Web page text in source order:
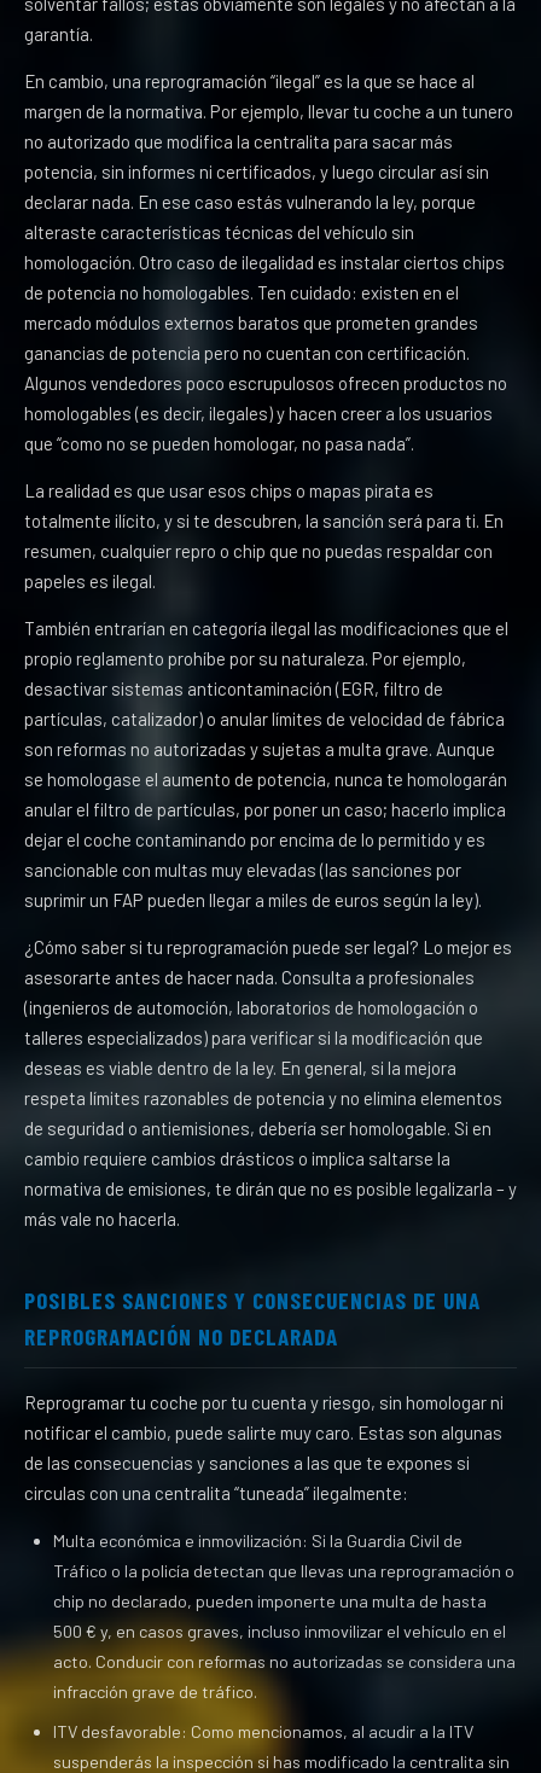
garantía.
En cambio, una reprogramación “ilegal” es la que se hace al
margen de la normativa. Por ejemplo, llevar tu coche a un tunero
no autorizado que modifica la centralita para sacar más
potencia, sin informes ni certificados, y luego circular así sin
declarar nada. En ese caso estás vulnerando la ley, porque
alteraste características técnicas del vehículo sin
homologación. Otro caso de ilegalidad es instalar ciertos chips
de potencia no homologables. Ten cuidado: existen en el
mercado módulos externos baratos que prometen grandes
ganancias de potencia pero no cuentan con certificación.
Algunos vendedores poco escrupulosos ofrecen productos no
homologables (es decir, ilegales) y hacen creer a los usuarios
que “como no se pueden homologar, no pasa nada”.
La realidad es que usar esos chips o mapas pirata es
totalmente ilícito, y si te descubren, la sanción será para ti. En
resumen, cualquier repro o chip que no puedas respaldar con
papeles es ilegal.
También entrarían en categoría ilegal las modificaciones que el
propio reglamento prohíbe por su naturaleza. Por ejemplo,
desactivar sistemas anticontaminación (EGR, filtro de
partículas, catalizador) o anular límites de velocidad de fábrica
son reformas no autorizadas y sujetas a multa grave. Aunque
se homologase el aumento de potencia, nunca te homologarán
anular el filtro de partículas, por poner un caso; hacerlo implica
dejar el coche contaminando por encima de lo permitido y es
sancionable con multas muy elevadas (las sanciones por
suprimir un FAP pueden llegar a miles de euros según la ley).
¿Cómo saber si tu reprogramación puede ser legal? Lo mejor es
asesorarte antes de hacer nada. Consulta a profesionales
(ingenieros de automoción, laboratorios de homologación o
talleres especializados) para verificar si la modificación que
deseas es viable dentro de la ley. En general, si la mejora
respeta límites razonables de potencia y no elimina elementos
de seguridad o antiemisiones, debería ser homologable. Si en
cambio requiere cambios drásticos o implica saltarse la
normativa de emisiones, te dirán que no es posible legalizarla – y
más vale no hacerla.
POSIBLES SANCIONES Y CONSECUENCIAS DE UNA
REPROGRAMACIÓN NO DECLARADA
Reprogramar tu coche por tu cuenta y riesgo, sin homologar ni
notificar el cambio, puede salirte muy caro. Estas son algunas
de las consecuencias y sanciones a las que te expones si
circulas con una centralita “tuneada” ilegalmente:
Multa económica e inmovilización: Si la Guardia Civil de
Tráfico o la policía detectan que llevas una reprogramación o
chip no declarado, pueden imponerte una multa de hasta
500 € y, en casos graves, incluso inmovilizar el vehículo en el
acto. Conducir con reformas no autorizadas se considera una
infracción grave de tráfico.
ITV desfavorable: Como mencionamos, al acudir a la ITV
suspenderás la inspección si has modificado la centralita sin